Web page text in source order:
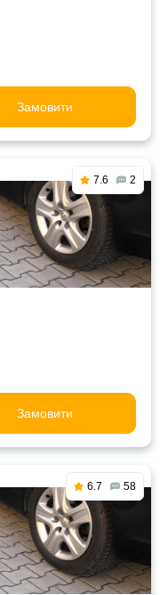
Замовити
7.6 2
Замовити
6.7 58